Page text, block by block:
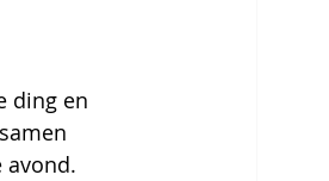
ding en
avond.